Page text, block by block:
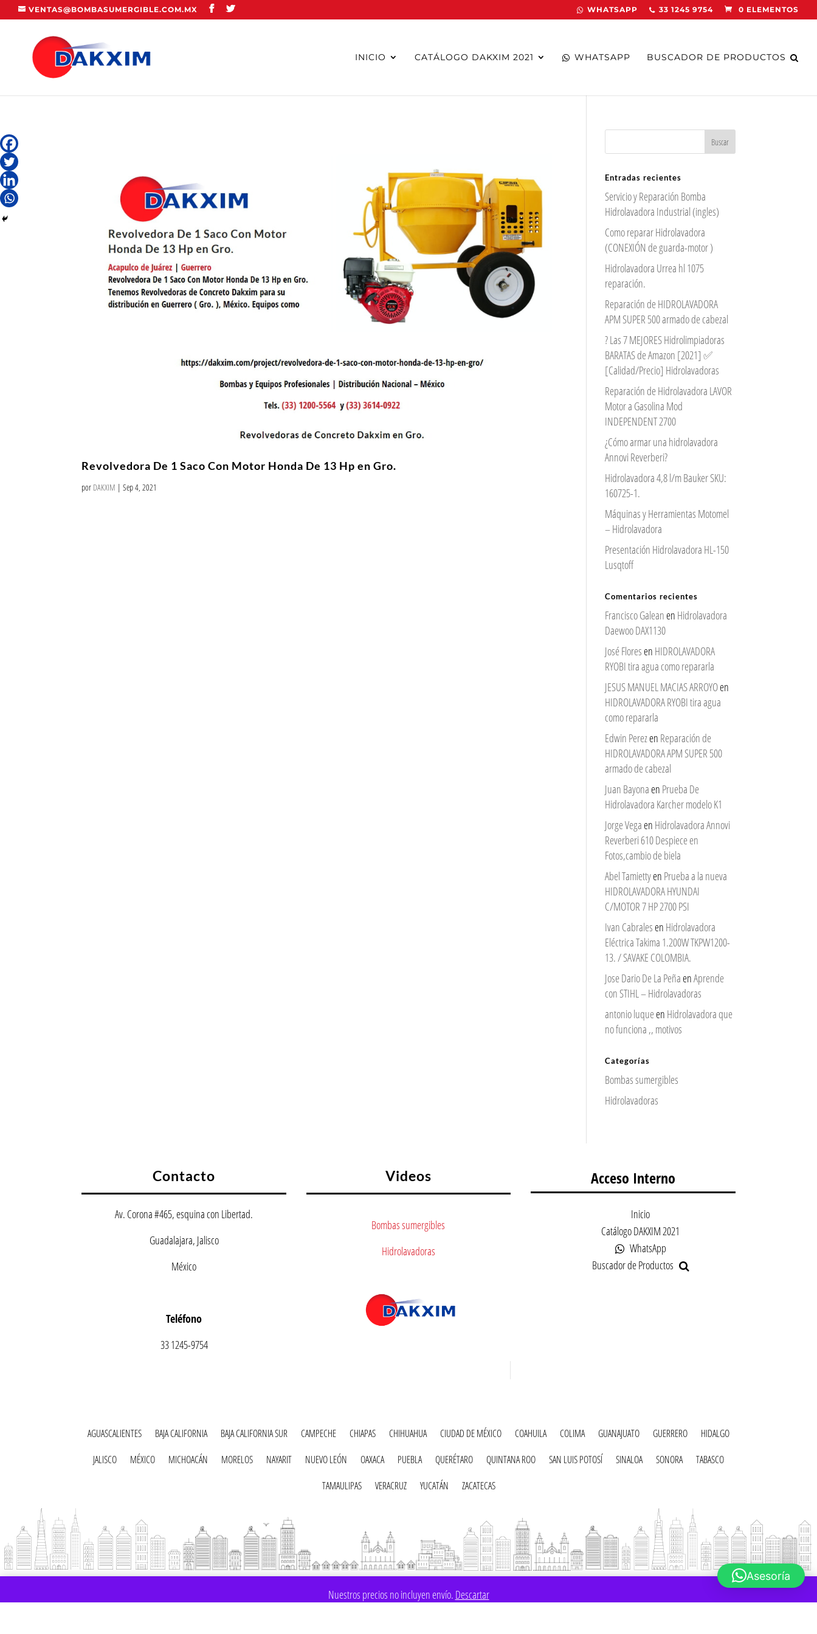
Nuestros precios no incluyen envío. Descartar
VENTAS@BOMBASUMERGIBLE.COM.MX WHATSAPP 33 1245 9754 0 ELEMENTOS
INICIO CATÁLOGO DAKXIM 2021 WHATSAPP BUSCADOR DE PRODUCTOS
Revolvedora De 1 Saco Con Motor Honda De 13 Hp en Gro.
por DAKXIM |Sep 4, 2021
Entradas recientes
Servicio y Reparación Bomba
Hidrolavadora Industrial (ingles)
Como reparar Hidrolavadora
(CONEXIÓN de guarda-motor )
Hidrolavadora Urrea hl 1075
reparación.
Reparación de HIDROLAVADORA
APM SUPER 500 armado de cabezal
? Las 7 MEJORES Hidrolimpiadoras
BARATAS de Amazon [2021] ✅
[Calidad/Precio] Hidrolavadoras
Reparación de Hidrolavadora LAVOR
Motor a Gasolina Mod
INDEPENDENT 2700
¿Cómo armar una hidrolavadora
Annovi Reverberi?
Hidrolavadora 4,8 l/m Bauker SKU:
160725-1.
Máquinas y Herramientas Motomel
– Hidrolavadora
Presentación Hidrolavadora HL-150
Lusqtoff
Comentarios recientes
Francisco Galeanen Hidrolavadora
Daewoo DAX1130
José Floresen HIDROLAVADORA
RYOBI tira agua como repararla
JESUS MANUEL MACIAS ARROYOen
HIDROLAVADORA RYOBI tira agua
como repararla
Edwin Perezen Reparación de
HIDROLAVADORA APM SUPER 500
armado de cabezal
Juan Bayonaen Prueba De
Hidrolavadora Karcher modelo K1
Jorge Vegaen Hidrolavadora Annovi
Reverberi 610 Despiece en
Fotos,cambio de biela
Abel Tamiettyen Prueba a la nueva
HIDROLAVADORA HYUNDAI
C/MOTOR 7 HP 2700 PSI
Ivan Cabralesen Hidrolavadora
Eléctrica Takima 1.200W TKPW1200-
13. / SAVAKE COLOMBIA.
Jose Dario De La PeñaenAprende
con STIHL – Hidrolavadoras
antonio luqueen Hidrolavadora que
no funciona ,, motivos
Categorías
Bombas sumergibles
Hidrolavadoras
Contacto
Av. Corona #465, esquina con Libertad.
Guadalajara, Jalisco
México
Teléfono
33 1245-9754
Videos
Bombas sumergibles
Hidrolavadoras
Acceso Interno
Inicio
Catálogo DAKXIM 2021
WhatsApp
Buscador de Productos
AGUASCALIENTES BAJA CALIFORNIA BAJA CALIFORNIA SUR CAMPECHE CHIAPAS CHIHUAHUA CIUDAD DE MÉXICO COAHUILA COLIMA GUANAJUATO GUERRERO
HIDALGO
JALISCO
MÉXICO MICHOACÁN MORELOS NAYARIT NUEVO LEÓN OAXACA PUEBLA QUERÉTARO QUINTANA ROO SAN LUIS POTOSÍ SINALOA SONORA
TABASCO
TAMAULIPAS
VERACRUZ YUCATÁN ZACATECAS
Asesoría